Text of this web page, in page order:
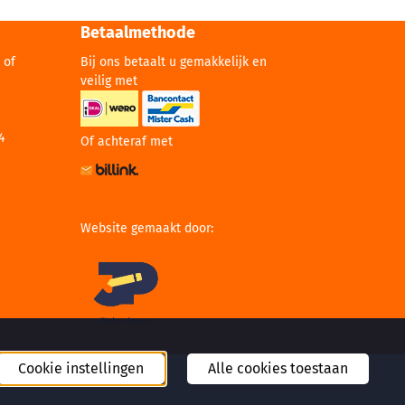
of
Betaalmethode
Bij ons betaalt u gemakkelijk en
veilig met
Of achteraf met
Website gemaakt door:
Cookie instellingen Alle cookies toestaan